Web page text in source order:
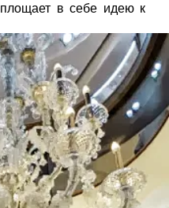
в себе идею к